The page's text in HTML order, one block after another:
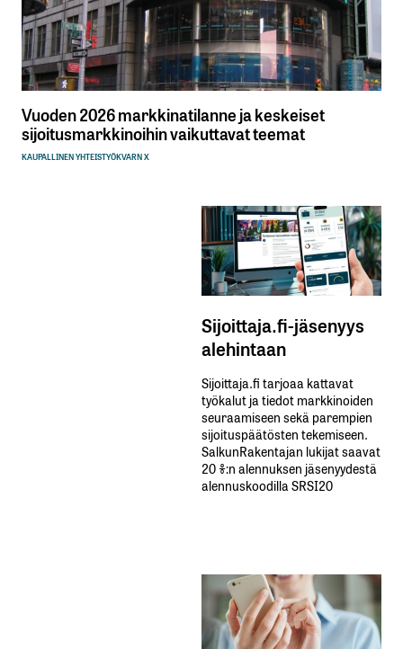
Vuoden 2026 markkinatilanne ja keskeiset
sijoitusmarkkinoihin vaikuttavat teemat
KAUPALLINEN YHTEISTYÖKVARN X
Sijoittaja.fi-jäsenyys
alehintaan
Sijoittaja.fi tarjoaa kattavat
työkalut ja tiedot markkinoiden
seuraamiseen sekä parempien
sijoituspäätösten tekemiseen.
SalkunRakentajan lukijat saavat
20 %:n alennuksen jäsenyydestä
alennuskoodilla SRSI20